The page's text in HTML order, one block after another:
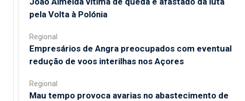
pela Volta à Polónia
Regional
Empresários de Angra preocupados com eventual
redução de voos interilhas nos Açores
Regional
Mau tempo provoca avarias no abastecimento de